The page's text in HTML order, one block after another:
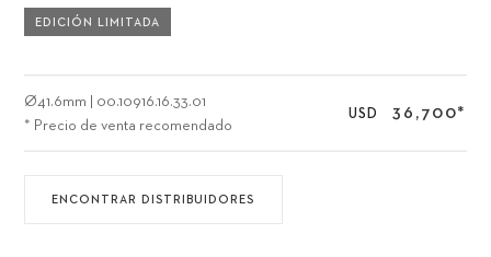
EDICIÓN LIMITADA
Ø41.6mm
00.10916.16.33.01
* Precio de venta recomendado
USD 36,700*
ENCONTRAR DISTRIBUIDORES